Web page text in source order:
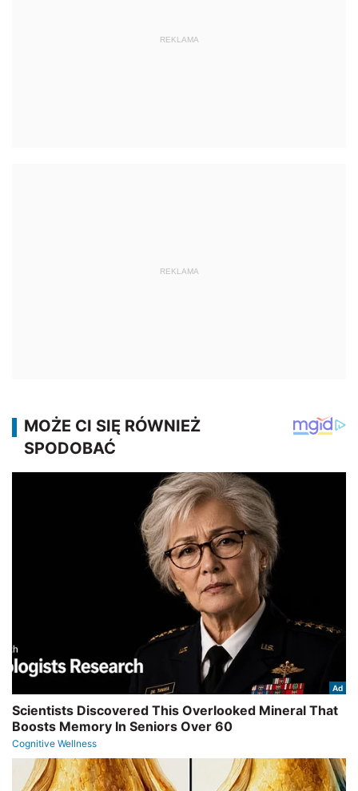
REKLAMA
REKLAMA